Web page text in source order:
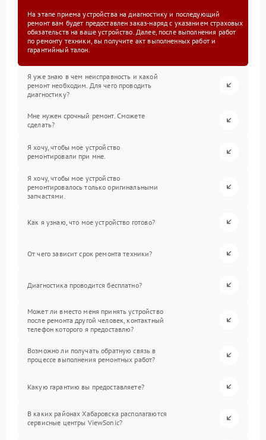
На этапе приема устройства на диагностику и последующий
ремонт вам будет предоставлен заказ-наряд с указанием страховых
обязательств на ваше устройство. Далее, после выполнения работ
по ремонту техники, вы получите акт выполненных работ и
гарантийный талон.
Я уже знаю в чем неисправность и какой
ремонт необходим. Для чего проводить
диагностику?
Мне нужен срочный ремонт. Сможете
сделать?
Я хочу, чтобы мое устройство
ремонтировали при мне.
Я хочу, чтобы мое устройство
ремонтировалось только оригинальными
запчастями.
Как я узнаю, что мое устройство готово?
От чего зависит срок ремонта техники?
Диагностика проводится бесплатно?
Может ли вместо меня принять устройство
после ремонта другой человек, контактный
телефон которого я предоставлю?
Возможно ли получать обратную связь в
процессе выполнения ремонтных работ?
Какую гарантию вы предоставляете?
В каких районах Хабаровска располагаются
сервисные центры ViewSonic?